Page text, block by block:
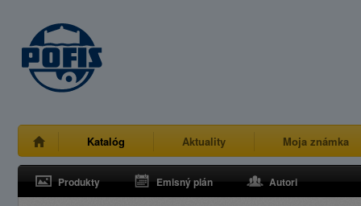
Katalóg Aktuality Moja známka
Produkty Emisný plán Autori